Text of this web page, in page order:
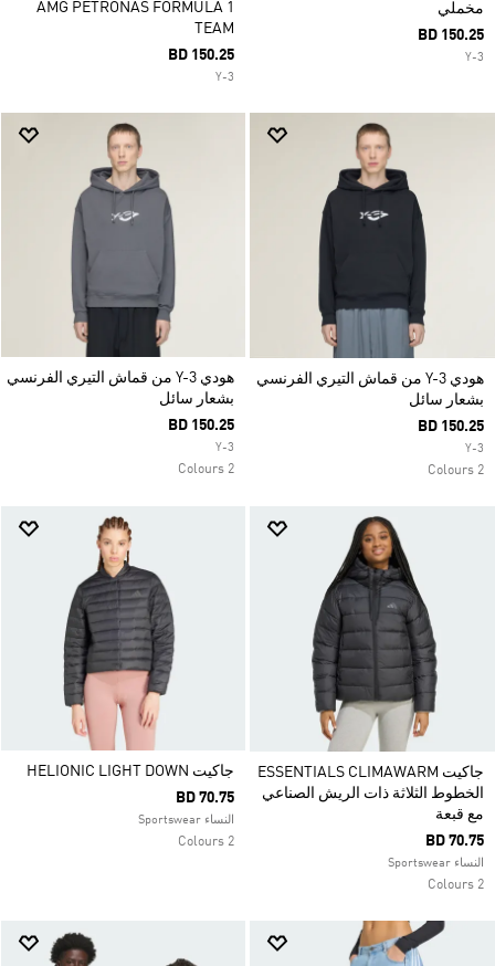
مخملي
BD 150.25
Y-3
AMG PETRONAS FORMULA 1
TEAM
BD 150.25
Y-3
هودي Y-3 من قماش التيري الفرنسي
بشعار سائل
BD 150.25
Y-3
2 Colours
هودي Y-3 من قماش التيري الفرنسي
بشعار سائل
BD 150.25
Y-3
2 Colours
جاكيت ESSENTIALS CLIMAWARM
الخطوط الثلاثة ذات الريش الصناعي
مع قبعة
BD 70.75
النساء Sportswear
2 Colours
جاكيت HELIONIC LIGHT DOWN
BD 70.75
النساء Sportswear
2 Colours